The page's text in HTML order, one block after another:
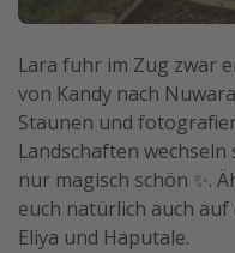
Lara fuhr im Zug zwar
von Kandy nach
Staunen und
Landschaften
nur magisch schön ✨.
euch natürlich auch
Eliya und Haputale.